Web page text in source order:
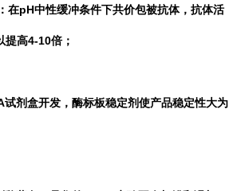
：在pH中性缓冲条件下共价包被抗体，抗体活
提高4-10倍；
试剂盒开发，酶标板稳定剂使产品稳定性大为